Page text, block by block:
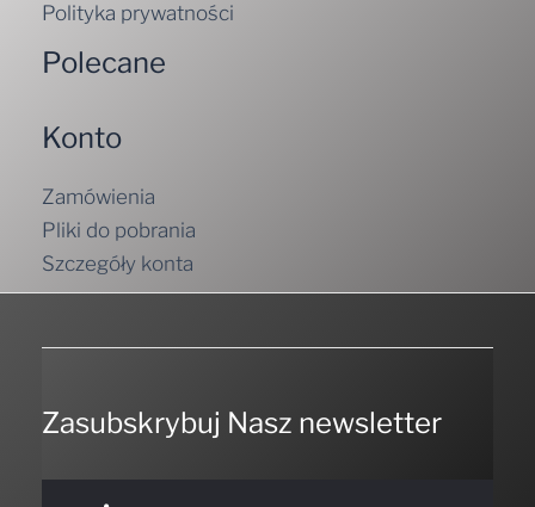
Polityka prywatności
Polecane
Konto
Zamówienia
Pliki do pobrania
Szczegóły konta
Zasubskrybuj Nasz newsletter